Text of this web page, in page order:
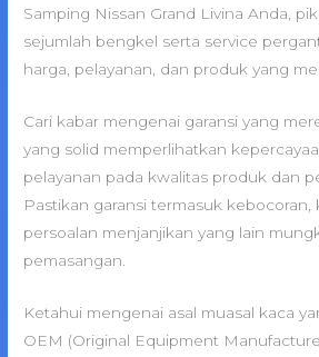
Samping Nissan Grand Livina Anda,
sejumlah bengkel serta service
harga, pelayanan, dan produk yang
Cari kabar mengenai garansi yang
yang solid memperlihatkan
pelayanan pada kwalitas produk dan
Pastikan garansi termasuk kebocoran,
persoalan menjanjikan yang lain
pemasangan.
Ketahui mengenai asal muasal kaca
OEM (Original Equipment